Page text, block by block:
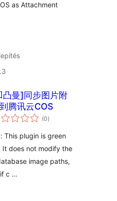
as Attachment
凸曼]同步图片附
腾讯云COS
(0értékelés
összesen
)
This plugin is green
does not modify the
image paths,
if c …